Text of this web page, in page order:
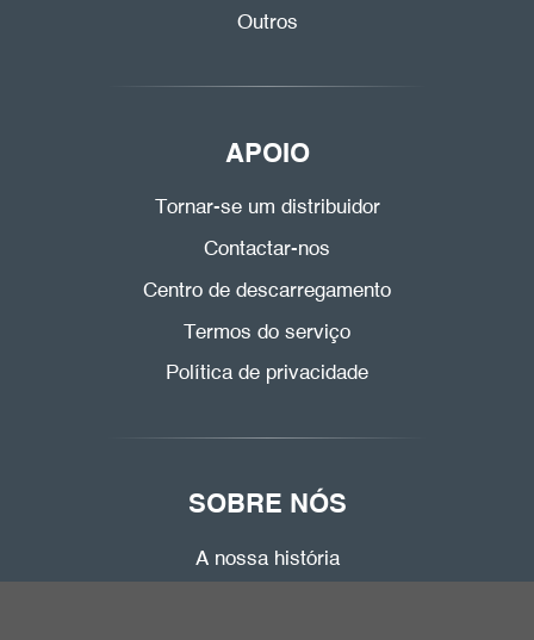
Outros
APOIO
Tornar-se um distribuidor
Contactar-nos
Centro de descarregamento
Termos do serviço
Política de privacidade
SOBRE NÓS
A nossa história